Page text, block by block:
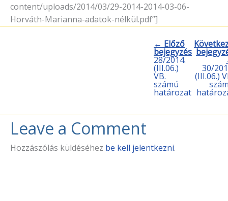
content/uploads/2014/03/29-2014-2014-03-06-
Horváth-Marianna-adatok-nélkül.pdf”]
← Előző
bejegyzés
28/2014.
(III.06.)
VB.
számú
határozat
30/
(III.06.)
Leave a Comment
Hozzászólás küldéséhez be kell jelentkezni.